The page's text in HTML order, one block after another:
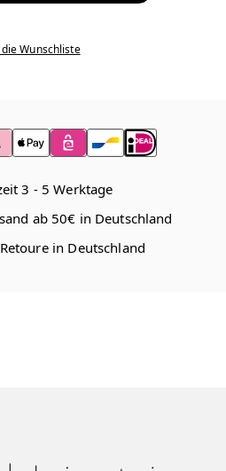
Wunschliste
3 - 5 Werktage
ab 50€ in Deutschland
in Deutschland